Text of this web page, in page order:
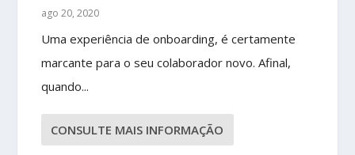
ago 20, 2020
Uma experiência de onboarding, é certamente
marcante para o seu colaborador novo. Afinal,
quando...
CONSULTE MAIS INFORMAÇÃO